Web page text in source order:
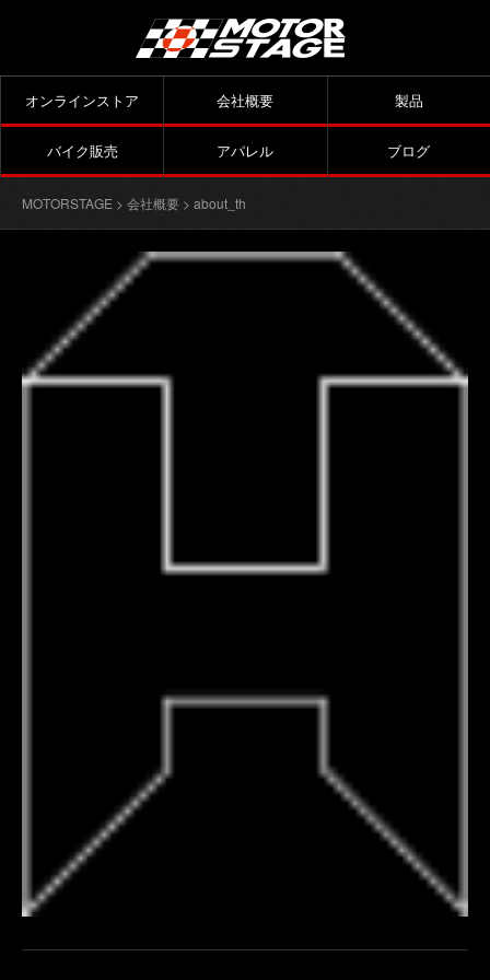
オンラインストア 会社概要 製品
バイク販売 アパレル ブログ
MOTORSTAGE > 会社概要 > about_th